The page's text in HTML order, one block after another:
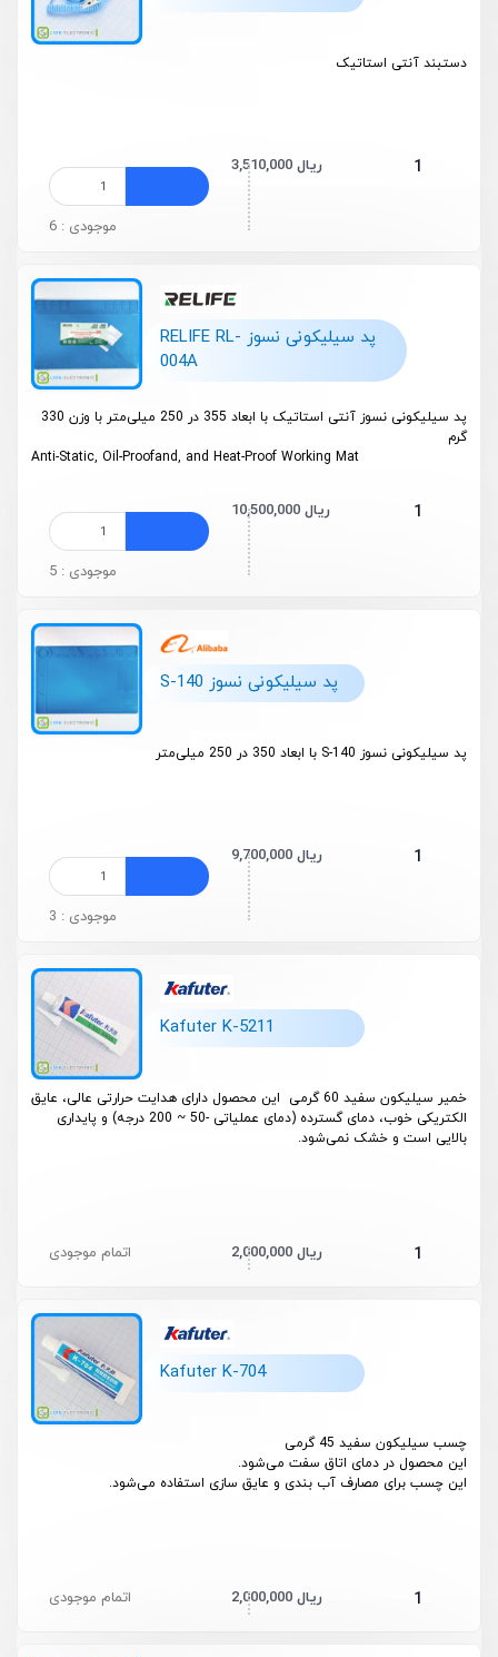
دستبند آنتی استاتیک
1 3,510,000 ریال
موجودی : 6
پد سیلیکونی نسوز RELIFE RL-
004A
پد سیلیکونی نسوز آنتی استاتیک با ابعاد 355 در 250 میلی‌متر با وزن 330
گرم
Anti-Static, Oil-Proofand, and Heat-Proof Working Mat
1 10,500,000 ریال
موجودی : 5
پد سیلیکونی نسوز S-140
پد سیلیکونی نسوز S-140 با ابعاد 350 در 250 میلی‌متر
1 9,700,000 ریال
موجودی : 3
Kafuter K-5211
خمیر سیلیکون سفید 60 گرمی این محصول دارای هدایت حرارتی عالی، عایق
الکتریکی خوب، دمای گسترده (دمای عملیاتی -50 ~ 200 درجه) و پایداری
بالایی است و خشک نمی‌شود.
1 2,000,000 ریال اتمام موجودی
Kafuter K-704
چسب سیلیکون سفید 45 گرمی
این محصول در دمای اتاق سفت می‌شود.
این چسب برای مصارف آب بندی و عایق سازی استفاده می‌شود.
1 2,000,000 ریال اتمام موجودی